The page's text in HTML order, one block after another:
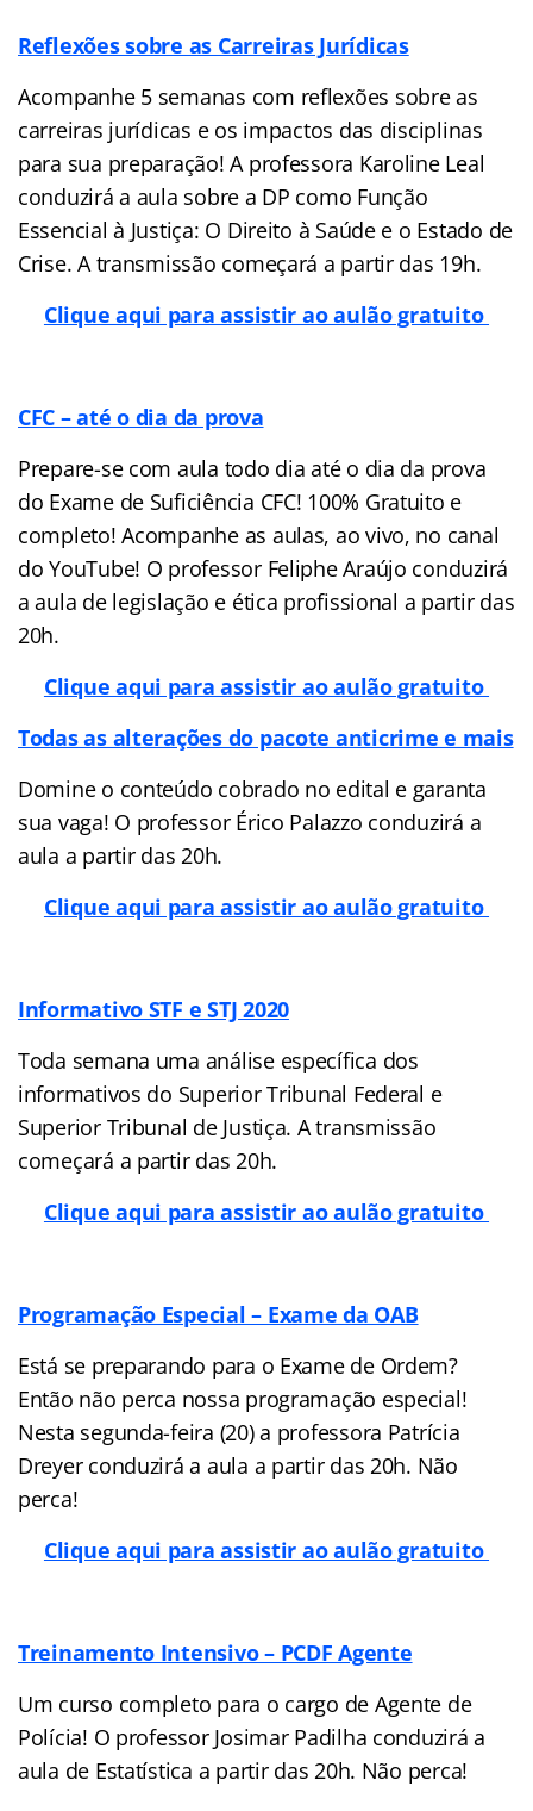
Reflexões sobre as Carreiras Jurídicas
Acompanhe 5 semanas com reflexões sobre as
carreiras jurídicas e os impactos das disciplinas
para sua preparação! A professora Karoline Leal
conduzirá a aula sobre a DP como Função
Essencial à Justiça: O Direito à Saúde e o Estado de
Crise. A transmissão começará a partir das 19h.
Clique aqui para assistir ao aulão gratuito
CFC – até o dia da prova
Prepare-se com aula todo dia até o dia da prova
do Exame de Suficiência CFC! 100% Gratuito e
completo! Acompanhe as aulas, ao vivo, no canal
do YouTube! O professor Feliphe Araújo conduzirá
a aula de legislação e ética profissional a partir das
20h.
Clique aqui para assistir ao aulão gratuito
Todas as alterações do pacote anticrime e mais
Domine o conteúdo cobrado no edital e garanta
sua vaga! O professor Érico Palazzo conduzirá a
aula a partir das 20h.
Clique aqui para assistir ao aulão gratuito
Informativo STF e STJ 2020
Toda semana uma análise específica dos
informativos do Superior Tribunal Federal e
Superior Tribunal de Justiça. A transmissão
começará a partir das 20h.
Clique aqui para assistir ao aulão gratuito
Programação Especial – Exame da OAB
Está se preparando para o Exame de Ordem?
Então não perca nossa programação especial!
Nesta segunda-feira (20) a professora Patrícia
Dreyer conduzirá a aula a partir das 20h. Não
perca!
Clique aqui para assistir ao aulão gratuito
Treinamento Intensivo – PCDF Agente
Um curso completo para o cargo de Agente de
Polícia! O professor Josimar Padilha conduzirá a
aula de Estatística a partir das 20h. Não perca!